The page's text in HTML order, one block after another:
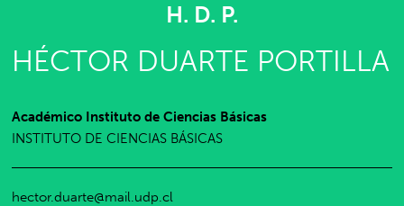
H. D. P.
HÉCTOR DUARTE PORTILLA
Académico Instituto de Ciencias Básicas
INSTITUTO DE CIENCIAS BÁSICAS
hector.duarte@mail.udp.cl